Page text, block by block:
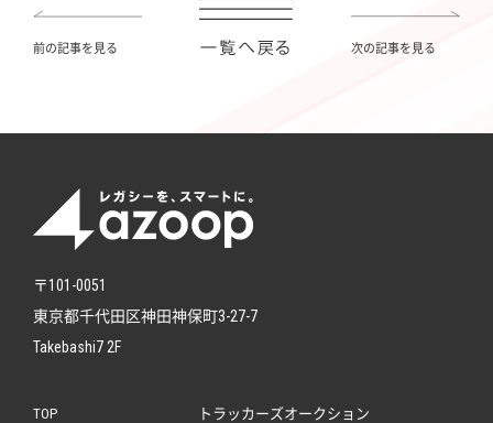
前の記事を見る 次の記事を見る
〒101-0051
東京都千代田区神田神保町3-27-7
Takebashi7 2F
TOP トラッカーズオークション